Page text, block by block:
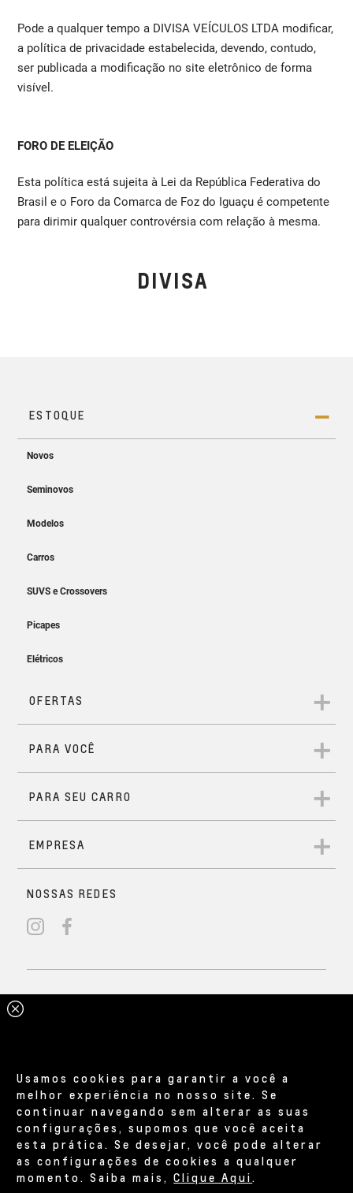
Pode a qualquer tempo a DIVISA VEÍCULOS LTDA modificar,
a política de privacidade estabelecida, devendo, contudo,
ser publicada a modificação no site eletrônico de forma
visível.
FORO DE ELEIÇÃO
Esta política está sujeita à Lei da República Federativa do
Brasil e o Foro da Comarca de Foz do Iguaçu é competente
para dirimir qualquer controvérsia com relação à mesma.
DIVISA
Usamos cookies para garantir a você a
melhor experiência no nosso site. Se
continuar navegando sem alterar as suas
configurações, supomos que você aceita
esta prática. Se desejar, você pode alterar
as configurações de cookies a qualquer
momento. Saiba mais,Clique Aqui.